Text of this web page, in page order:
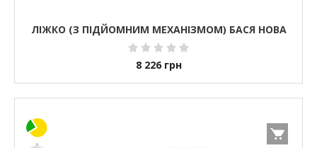
ЛІЖКО (З ПІДЙОМНИМ МЕХАНІЗМОМ) БАСЯ НОВА
8 226 грн